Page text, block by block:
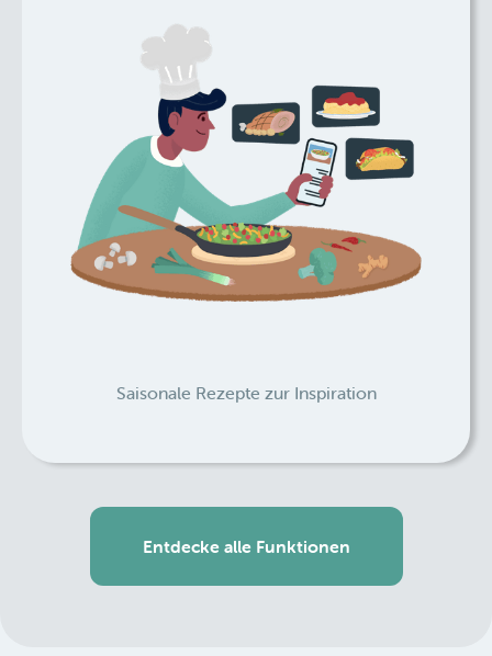
Saisonale Rezepte zur Inspiration
Entdecke alle Funktionen